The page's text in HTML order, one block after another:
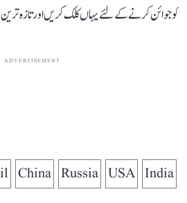
کو جوائن کرنے کے لئے یہاں کلک کریں اور تازہ
ADVERTISEMENT
India
USA
Russia
China